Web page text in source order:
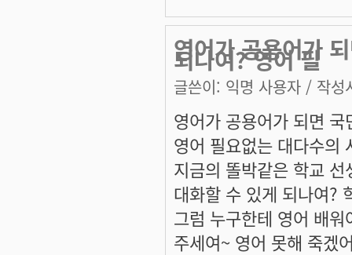
영어가 공용어가
되나여? 영어 필
글쓴이: 익명 사용자 / 작성
영어가 공용어가 되면
영어 필요없는 대다수의
지금의 똘박같은 학교
대화할 수 있게 되나여?
그럼 누구한테 영어 배
주세여~ 영어 못해 죽겠